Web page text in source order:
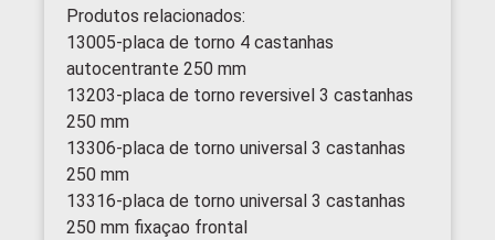
Produtos relacionados:
13005-placa de torno 4 castanhas
autocentrante 250 mm
13203-placa de torno reversivel 3 castanhas
250 mm
13306-placa de torno universal 3 castanhas
250 mm
13316-placa de torno universal 3 castanhas
250 mm fixaçao frontal